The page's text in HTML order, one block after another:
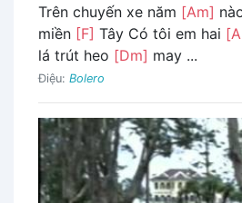
Trên chuyến xe năm [Am]
miền [F] Tây Có tôi em hai
lá trút heo [Dm] may ...
Điệu: Bolero